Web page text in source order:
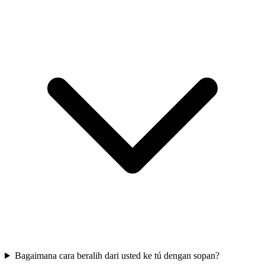
Bagaimana cara beralih dari usted ke tú dengan sopan?